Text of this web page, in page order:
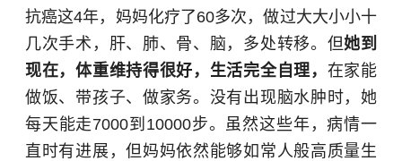
抗癌这4年，妈妈化疗了60多次，做过大大小小十
几次手术，肝、肺、骨、脑，多处转移。但她到
现在，体重维持得很好，生活完全自理， 在家能
做饭、带孩子、做家务。没有出现脑水肿时，她
每天能走7000到10000步。虽然这些年，病情一
直时有进展，但妈妈依然能够如常人般高质量生